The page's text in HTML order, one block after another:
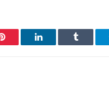
Pinterest LinkedIn Tumblr